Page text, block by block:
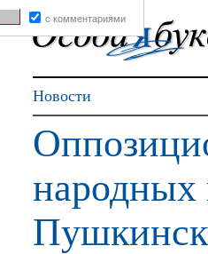
Новости
народных
с комментариями